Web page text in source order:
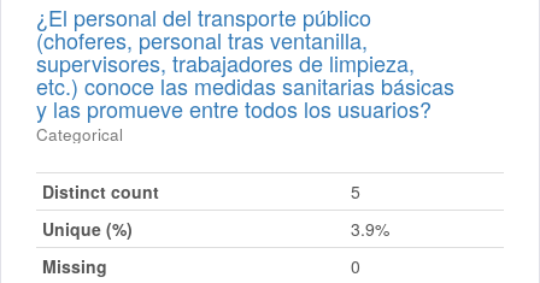
¿El personal del transporte público
(choferes, personal tras ventanilla,
supervisores, trabajadores de limpieza,
etc.) conoce las medidas sanitarias básicas
y las promueve entre todos los usuarios?
Categorical
Distinct count
5
Unique (%)
3.9%
Missing
0